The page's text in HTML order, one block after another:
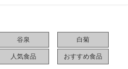
谷泉 白菊
人気食品 おすすめ食品